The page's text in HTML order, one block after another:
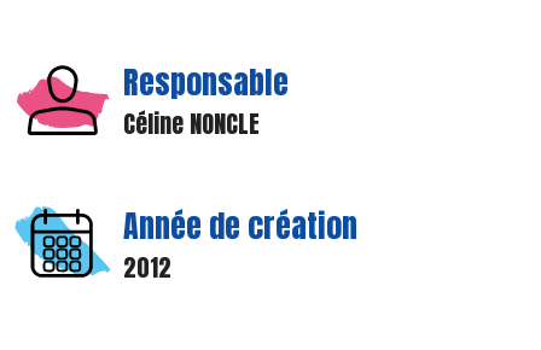
Responsable
Céline NONCLE
Année de création
2012